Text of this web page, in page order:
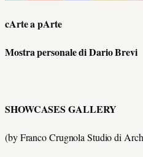
cArte a pArte
Mostra personale di Dario Brevi
SHOWCASES GALLERY
(by Franco Crugnola Studio di